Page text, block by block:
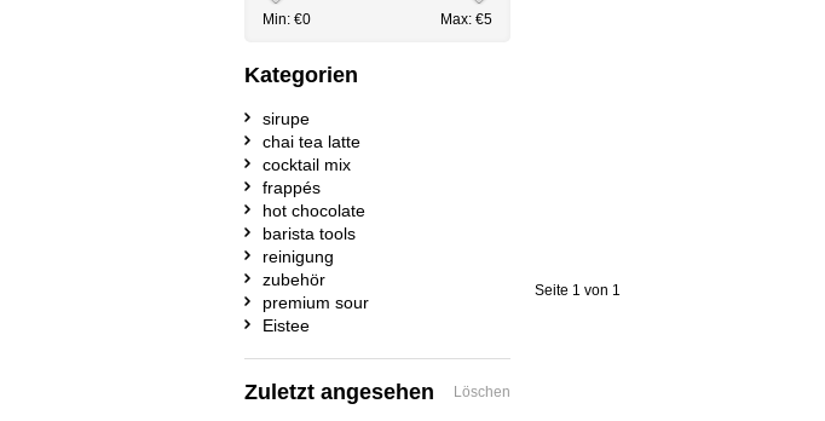
Seite 1 von 1
Min: €0 Max: €5
Kategorien
sirupe
chai tea latte
cocktail mix
frappés
hot chocolate
barista tools
reinigung
zubehör
premium sour
Eistee
Zuletzt angesehen Löschen